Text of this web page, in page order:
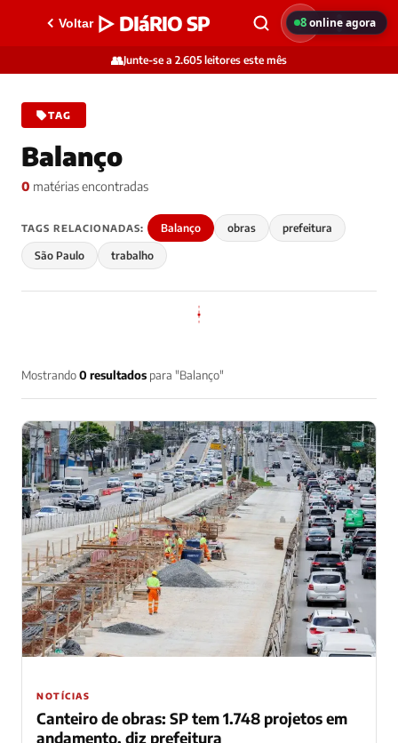
Voltar ▷ DIáRIO SP
👥Junte-se a 2.605 leitores este mês
TAG
Balanço
0 matérias encontradas
TAGS RELACIONADAS: Balanço obras prefeitura
São Paulo trabalho
Mostrando0 resultados para "Balanço"
NOTÍCIAS
Canteiro de obras: SP tem 1.748 projetos em
andamento, diz prefeitura
8online agora